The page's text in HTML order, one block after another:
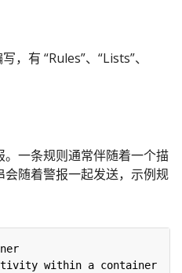
有 “Rules”、“Lists”、
一条规则通常伴随着一个描
随着警报一起发送，示例规
within a container